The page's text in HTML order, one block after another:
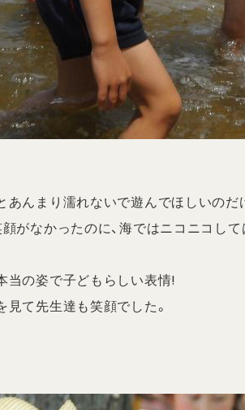
んまり濡れないで遊んでほしいのだ
がなかったのに、海ではニコニコして
当の姿で子どもらしい表情!
て先生達も笑顔でした。